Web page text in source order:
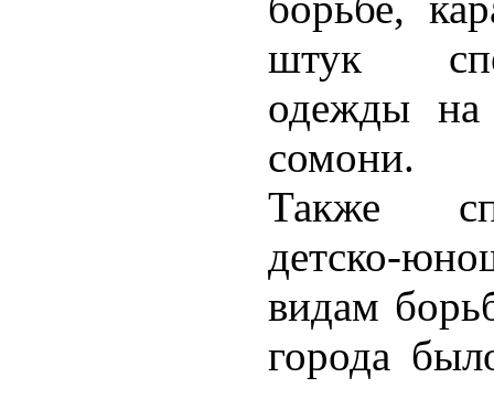
штук
одежды
сомони.
Также
детско-
видам
города